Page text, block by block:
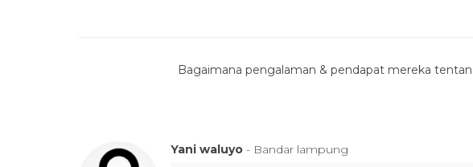
Bagaimana pengalaman & pendapat mereka
Yani waluyo - Bandar lampung